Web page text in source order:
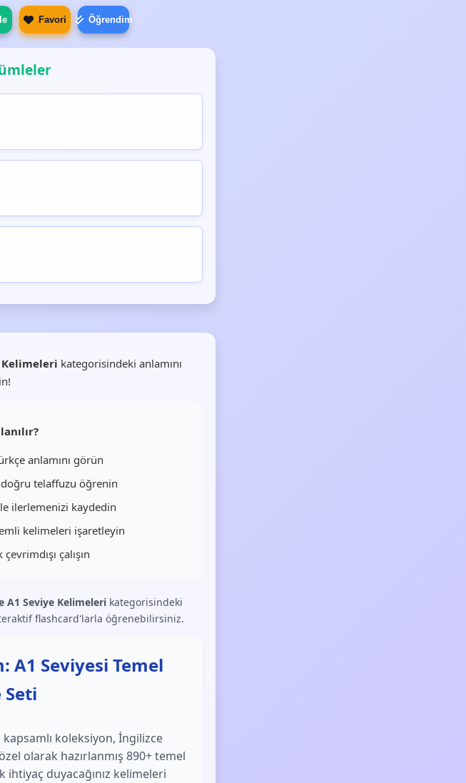
Favori Öğrendim
Kelimeleri kategorisindeki anlamını
anlamını görün
telaffuzu öğrenin
ilerlemenizi kaydedin
kelimeleri işaretleyin
çalışın
A1 Seviye Kelimelerikategorisindeki
flashcard'larla öğrenebilirsiniz.
A1 Seviyesi Temel
Seti
koleksiyon, İngilizce
olarak hazırlanmış 890+ temel
duyacağınız kelimeleri